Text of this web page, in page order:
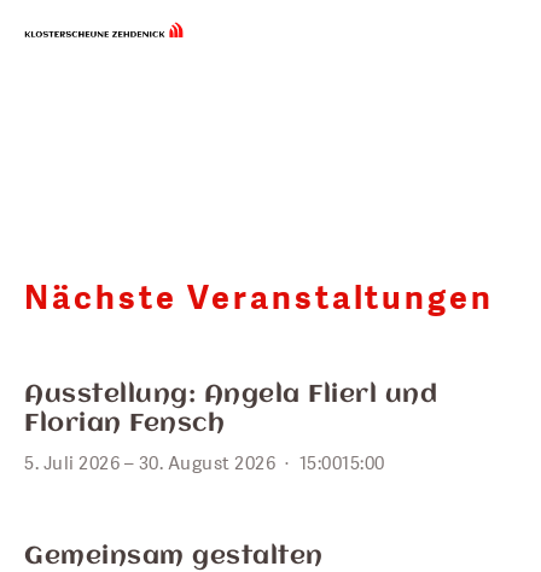
Nächste Veranstaltungen
Ausstellung: Angela Flierl und
Florian Fensch
5. Juli 2026 – 30. August 2026
15:0015:00
Gemeinsam gestalten